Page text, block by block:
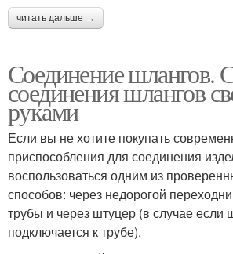
читать дальше →
Соединение шлангов.
соединения шлангов
руками
Если вы не хотите покупать
приспособления для соединения
воспользоваться одним из
способов: через недорогой
трубы и через штуцер (в случае если
подключается к трубе).